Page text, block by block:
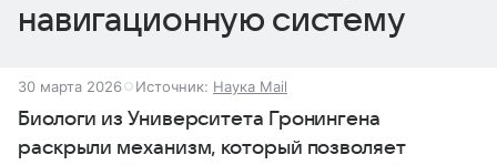
навигационную систему
30 марта 2026 Источник: Наука Mail
Биологи из Университета Гронингена
раскрыли механизм, который позволяет